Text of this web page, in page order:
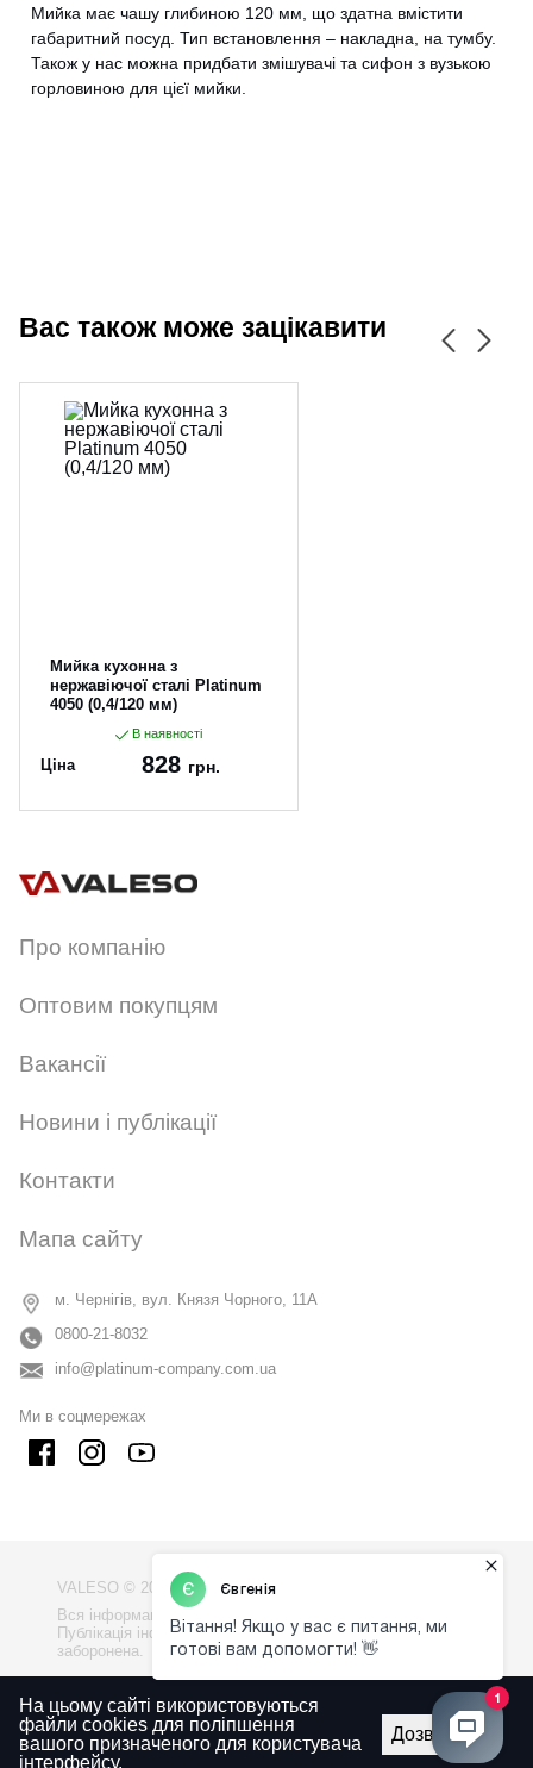
Мийка має чашу глибиною 120 мм, що здатна вмістити
габаритний посуд. Тип встановлення – накладна, на тумбу.
Також у нас можна придбати змішувачі та сифон з вузькою
горловиною для цієї мийки.
Вас також може зацікавити
Мийка кухонна з
нержавіючої сталі Platinum
4050 (0,4/120 мм)
В наявності
Ціна 828 грн.
Про компанію
Оптовим покупцям
Вакансії
Новини і публікації
Контакти
Мапа сайту
м. Чернігів, вул. Князя Чорного, 11А
0800-21-8032
info@platinum-company.com.ua
Ми в соцмережах
VALESO © 2009 - 2026
Вся інформація на сайті - власність компанії "VALESO".
Публікація інформації з сайту без узгодження
заборонена.
Правила використаня сайту
На цьому сайті використовуються
файли cookies для поліпшення
вашого призначеного для користувача
інтерфейсу.
Дозволити